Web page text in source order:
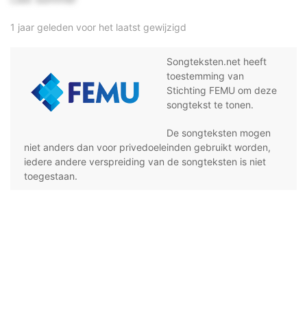
1 jaar geleden voor het laatst gewijzigd
Songteksten.net heeft
toestemming van
Stichting FEMU om deze
songtekst te tonen.
De songteksten mogen
niet anders dan voor privedoeleinden gebruikt worden,
iedere andere verspreiding van de songteksten is niet
toegestaan.